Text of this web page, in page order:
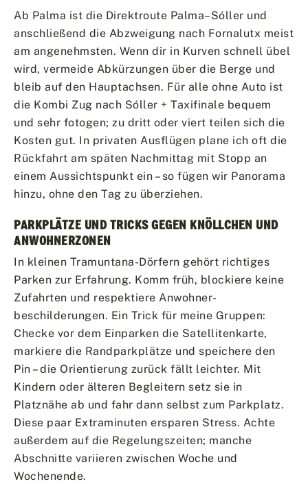
Ab Palma ist die Direktroute Palma–Sóller und
anschließend die Abzweigung nach Fornalutx meist
am angenehmsten. Wenn dir in Kurven schnell übel
wird, vermeide Abkürzungen über die Berge und
bleib auf den Hauptachsen. Für alle ohne Auto ist
die Kombi Zug nach Sóller + Taxifinale bequem
und sehr fotogen; zu dritt oder viert teilen sich die
Kosten gut. In privaten Ausflügen plane ich oft die
Rückfahrt am späten Nachmittag mit Stopp an
einem Aussichtspunkt ein – so fügen wir Panorama
hinzu, ohne den Tag zu überziehen.
PARKPLÄTZE UND TRICKS GEGEN KNÖLLCHEN UND
ANWOHNERZONEN
In kleinen Tramuntana-Dörfern gehört richtiges
Parken zur Erfahrung. Komm früh, blockiere keine
Zufahrten und respektiere Anwohner­
beschilderungen. Ein Trick für meine Gruppen:
Checke vor dem Einparken die Satellitenkarte,
markiere die Randparkplätze und speichere den
Pin – die Orientierung zurück fällt leichter. Mit
Kindern oder älteren Begleitern setz sie in
Platznähe ab und fahr dann selbst zum Parkplatz.
Diese paar Extraminuten ersparen Stress. Achte
außerdem auf die Regelungszeiten; manche
Abschnitte variieren zwischen Woche und
Wochenende.